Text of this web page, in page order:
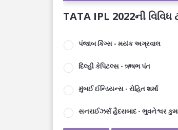
TATA IPL 2022ની
પંજાબ કિંગ્સ - મયંક અગ્રવાલ
દિલ્હી કેપિટલ્સ - ઋષભ પંત
મુંબઈ ઈન્ડિયન્સ - રોહિત શર્મા
સનરાઈઝર્સ હૈદરાબાદ - ભુવનેશ્વર